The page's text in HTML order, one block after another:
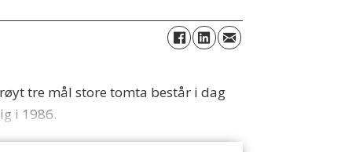
tre mål store tomta består i dag
i 1986.